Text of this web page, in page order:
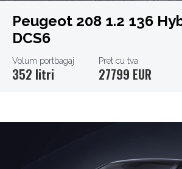
Peugeot 208 1.2 136
DCS6
Volum portbagaj
352 litri
Pret cu tva
27799 EUR